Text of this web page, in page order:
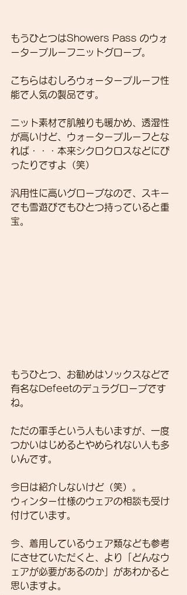
もうひとつはShowers Pass のウォ
ータープルーフニットグローブ。
こちらはむしろウォータープルーフ性
能で人気の製品です。
ニット素材で肌触りも暖かめ、透湿性
が高いけど、ウォータープルーフとな
れば・・・本来シクロクロスなどにぴ
ったりですよ（笑）
汎用性に高いグローブなので、スキー
でも雪遊びでもひとつ持っていると重
宝。
もうひとつ、お勧めはソックスなどで
有名なDefeetのデュラグローブです
ね。
ただの軍手という人もいますが、一度
つかいはじめるとやめられない人も多
いんです。
今日は紹介しないけど（笑）。
ウィンター仕様のウェアの相談も受け
付けています。
今、着用しているウェア類なども参考
にさせていただくと、より「どんなウ
ェアが必要があるのか」があわかると
思いますよ。